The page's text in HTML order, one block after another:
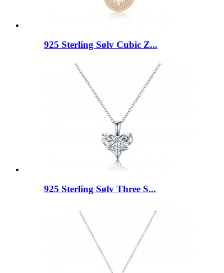
925 Sterling Sølv Cubic Z...
925 Sterling Sølv Three S...